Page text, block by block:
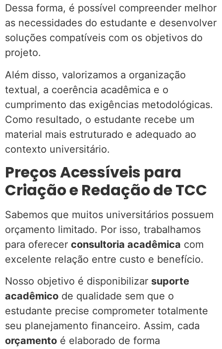
Dessa forma, é possível compreender melhor
as necessidades do estudante e desenvolver
soluções compatíveis com os objetivos do
projeto.
Além disso, valorizamos a organização
textual, a coerência acadêmica e o
cumprimento das exigências metodológicas.
Como resultado, o estudante recebe um
material mais estruturado e adequado ao
contexto universitário.
Preços Acessíveis para
Criação e Redação de TCC
Sabemos que muitos universitários possuem
orçamento limitado. Por isso, trabalhamos
para oferecer consultoria acadêmica com
excelente relação entre custo e benefício.
Nosso objetivo é disponibilizar suporte
acadêmico de qualidade sem que o
estudante precise comprometer totalmente
seu planejamento financeiro. Assim, cada
orçamento é elaborado de forma